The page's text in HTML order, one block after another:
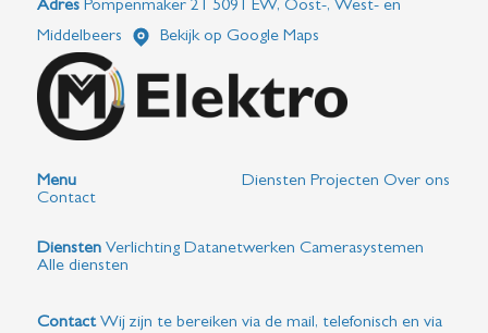
AdresPompenmaker 21 5091 EW, Oost-, West- en
Middelbeers
Bekijk op Google Maps
Menu Diensten Projecten Over ons
Contact
Diensten Verlichting Datanetwerken Camerasystemen
Alle diensten
ContactWij zijn te bereiken via de mail, telefonisch en via